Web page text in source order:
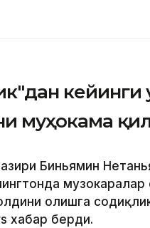
кейинги
муҳокама
Биньямин
музокаралар
олишга
хабар берди.